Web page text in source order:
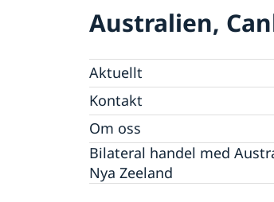
Australien,
Aktuellt
Nyheter
Kalendarium på engelska
Kontakt
Helgdagar
Om oss
Ambassadören
Jobbmöjligheter
Bilateral handel med
Nya Zeeland